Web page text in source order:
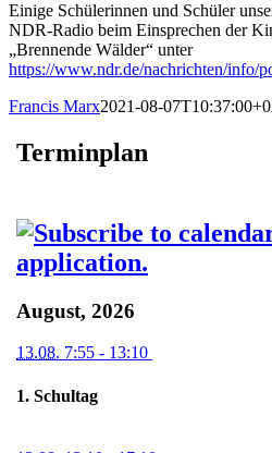
Bild
Einige Schülerinnen und Schüler
NDR-Radio beim Einsprechen der
„Brennende Wälder“ unter
https://www.ndr.de/nachrichten/info/
Francis Marx2021-08-
Terminplan
August, 2026
13.08. 7:55 - 13:10
1. Schultag